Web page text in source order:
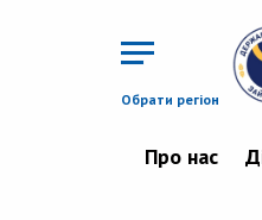
Обрати регіон
Про нас